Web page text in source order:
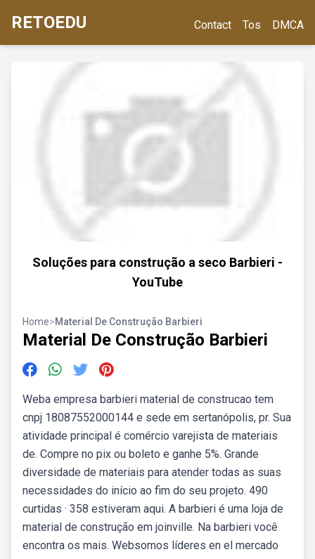
RETOEDU Contact Tos DMCA
Soluções para construção a seco Barbieri -
YouTube
Home>Material De Construção Barbieri
Material De Construção Barbieri
Weba empresa barbieri material de construcao tem
cnpj 18087552000144 e sede em sertanópolis, pr. Sua
atividade principal é comércio varejista de materiais
de. Compre no pix ou boleto e ganhe 5%. Grande
diversidade de materiais para atender todas as suas
necessidades do início ao fim do seu projeto. 490
curtidas · 358 estiveram aqui. A barbieri é uma loja de
material de construção em joinville. Na barbieri você
encontra os mais. Websomos líderes en el mercado